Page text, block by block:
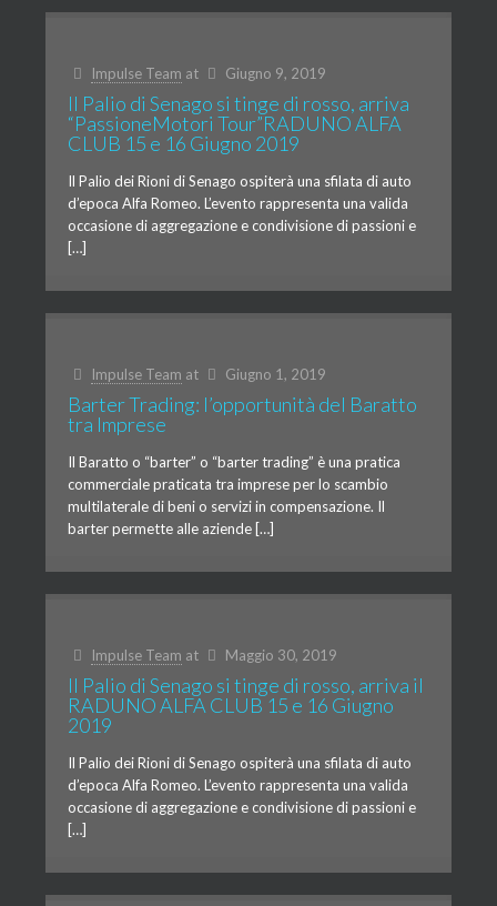
Impulse Team at Giugno 9, 2019
Il Palio di Senago si tinge di rosso, arriva
“PassioneMotori Tour”RADUNO ALFA
CLUB 15 e 16 Giugno 2019
Il Palio dei Rioni di Senago ospiterà una sfilata di auto
d’epoca Alfa Romeo. L’evento rappresenta una valida
occasione di aggregazione e condivisione di passioni e
[…]
Impulse Team at Giugno 1, 2019
Barter Trading: l’opportunità del Baratto
tra Imprese
Il Baratto o “barter” o “barter trading” è una pratica
commerciale praticata tra imprese per lo scambio
multilaterale di beni o servizi in compensazione. Il
barter permette alle aziende […]
Impulse Team at Maggio 30, 2019
Il Palio di Senago si tinge di rosso, arriva il
RADUNO ALFA CLUB 15 e 16 Giugno
2019
Il Palio dei Rioni di Senago ospiterà una sfilata di auto
d’epoca Alfa Romeo. L’evento rappresenta una valida
occasione di aggregazione e condivisione di passioni e
[…]